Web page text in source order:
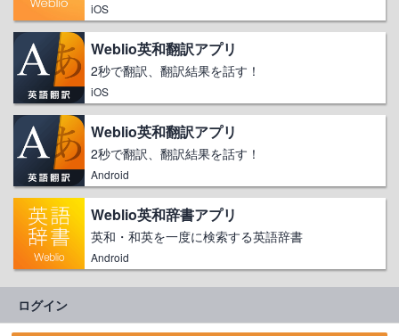
iOS
Weblio英和翻訳アプリ
2秒で翻訳、翻訳結果を話す！
iOS
Weblio英和翻訳アプリ
2秒で翻訳、翻訳結果を話す！
Android
Weblio英和辞書アプリ
英和・和英を一度に検索する英語辞書
Android
ログイン